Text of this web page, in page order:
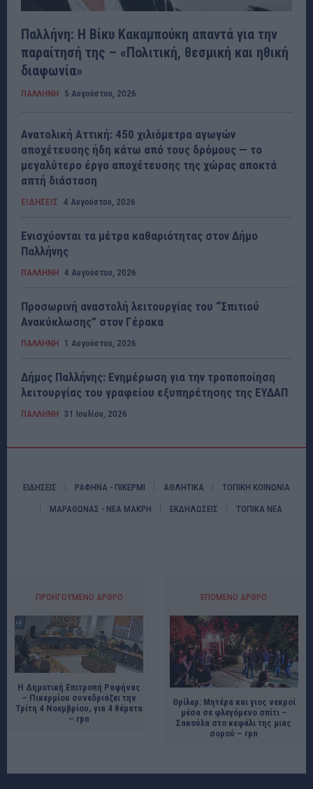
Παλλήνη: Η Βίκυ Κακαμπούκη απαντά για την
παραίτησή της – «Πολιτική, θεσμική και ηθική
διαφωνία»
ΠΑΛΛΗΝΗ 5 Αυγούστου, 2026
Ανατολική Αττική: 450 χιλιόμετρα αγωγών
αποχέτευσης ήδη κάτω από τους δρόμους — το
μεγαλύτερο έργο αποχέτευσης της χώρας αποκτά
απτή διάσταση
ΕΙΔΗΣΕΙΣ 4 Αυγούστου, 2026
Ενισχύονται τα μέτρα καθαριότητας στον Δήμο
Παλλήνης
ΠΑΛΛΗΝΗ 4 Αυγούστου, 2026
Προσωρινή αναστολή λειτουργίας του “Σπιτιού
Ανακύκλωσης” στον Γέρακα
ΠΑΛΛΗΝΗ 1 Αυγούστου, 2026
Δήμος Παλλήνης: Ενημέρωση για την τροποποίηση
λειτουργίας του γραφείου εξυπηρέτησης της ΕΥΔΑΠ
ΠΑΛΛΗΝΗ 31 Ιουλίου, 2026
ΕΙΔΗΣΕΙΣ ΡΑΦΗΝΑ - ΠΙΚΕΡΜΙ ΑΘΛΗΤΙΚΑ ΤΟΠΙΚΗ ΚΟΙΝΩΝΙΑ
ΜΑΡΑΘΩΝΑΣ - ΝΕΑ ΜΑΚΡΗ ΕΚΔΗΛΩΣΕΙΣ ΤΟΠΙΚΑ ΝΕΑ
ΠΡΟΗΓΟΎΜΕΝΟ ΆΡΘΡΟ
Η Δημοτική Επιτροπή Ραφήνας
– Πικερμίου συνεδριάζει την
Τρίτη 4 Νοεμβρίου, για 4 θέματα
– rpn
ΕΠΌΜΕΝΟ ΆΡΘΡΟ
Θρίλερ: Μητέρα και γιος νεκροί
μέσα σε φλεγόμενο σπίτι –
Σακούλα στο κεφάλι της μιας
σορού – rpn